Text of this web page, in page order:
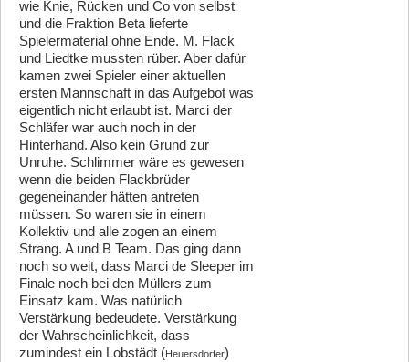
wie Knie, Rücken und Co von selbst
und die Fraktion Beta lieferte
Spielermaterial ohne Ende. M. Flack
und Liedtke mussten rüber. Aber dafür
kamen zwei Spieler einer aktuellen
ersten Mannschaft in das Aufgebot was
eigentlich nicht erlaubt ist. Marci der
Schläfer war auch noch in der
Hinterhand. Also kein Grund zur
Unruhe. Schlimmer wäre es gewesen
wenn die beiden Flackbrüder
gegeneinander hätten antreten
müssen. So waren sie in einem
Kollektiv und alle zogen an einem
Strang. A und B Team. Das ging dann
noch so weit, dass Marci de Sleeper im
Finale noch bei den Müllers zum
Einsatz kam. Was natürlich
Verstärkung bedeudete. Verstärkung
der Wahrscheinlichkeit, dass
zumindest ein Lobstädt (Heuersdorfer)